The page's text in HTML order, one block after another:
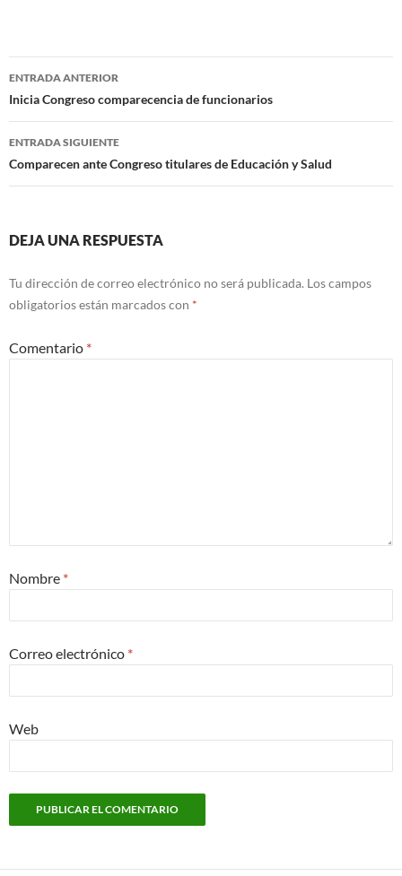
Navegación
de
entradas
ENTRADA ANTERIOR
Inicia Congreso comparecencia de funcionarios
ENTRADA SIGUIENTE
Comparecen ante Congreso titulares de Educación y Salud
DEJA UNA RESPUESTA
Tu dirección de correo electrónico no será publicada. Los campos
obligatorios están marcados con *
Comentario *
Nombre *
Correo electrónico *
Web